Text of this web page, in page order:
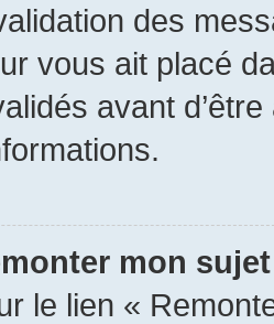
des
vous ait placé
avant
mon
le lien «